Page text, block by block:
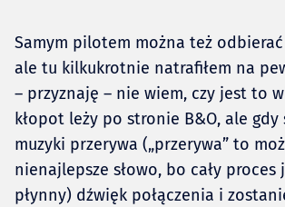
Samym pilotem można też odbierać
ale tu kilkukrotnie natrafiłem na
– przyznaję – nie wiem, czy jest to
kłopot leży po stronie B&O, ale gdy
muzyki przerywa („przerywa” to
nienajlepsze słowo, bo cały proces
płynny) dźwięk połączenia i